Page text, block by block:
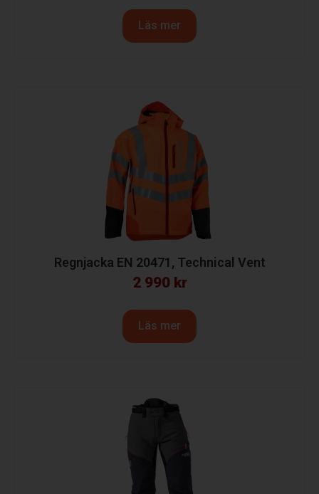
Läs mer
Regnjacka EN 20471, Technical Vent
2 990 kr
Läs mer